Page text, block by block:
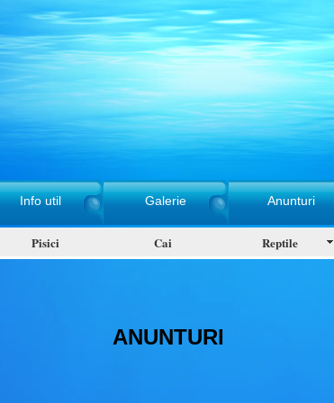
Info util Galerie Anunturi
Pisici Cai Reptile
ANUNTURI